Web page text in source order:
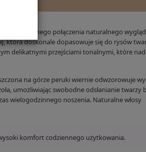
perfekcyjnego połączenia naturalnego
która doskonale dopasowuje się do rysów
delikatnymi przejściami tonalnymi, które
na górze peruki wiernie odwzorowuje
umożliwiając swobodne odsłanianie twarzy
wielogodzinnego noszenia. Naturalne włosy
komfort codziennego użytkowania.